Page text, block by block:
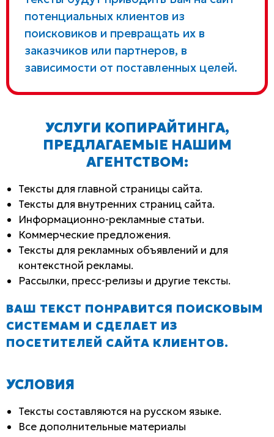
потенциальных клиентов из
поисковиков и превращать их в
заказчиков или партнеров, в
зависимости от поставленных целей.
УСЛУГИ КОПИРАЙТИНГА,
ПРЕДЛАГАЕМЫЕ НАШИМ
АГЕНТСТВОМ:
Тексты для главной страницы сайта.
Тексты для внутренних страниц сайта.
Информационно-рекламные статьи.
Коммерческие предложения.
Тексты для рекламных объявлений и для
контекстной рекламы.
Рассылки, пресс-релизы и другие тексты.
ВАШ ТЕКСТ ПОНРАВИТСЯ ПОИСКОВЫМ
СИСТЕМАМ И СДЕЛАЕТ ИЗ
ПОСЕТИТЕЛЕЙ САЙТА КЛИЕНТОВ.
УСЛОВИЯ
Тексты составляются на русском языке.
Все дополнительные материалы